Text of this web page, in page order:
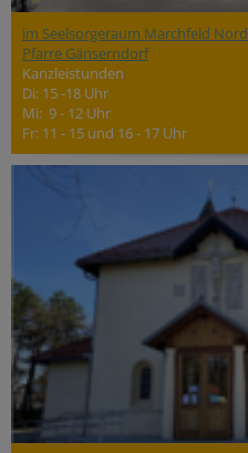
im Seelsorgeraum Marchfeld Nord
Pfarre Gänserndorf
Kanzleistunden
Di: 15 -18 Uhr
Mi: 9 - 12 Uhr
Fr: 11 - 15 und 16 - 17 Uhr